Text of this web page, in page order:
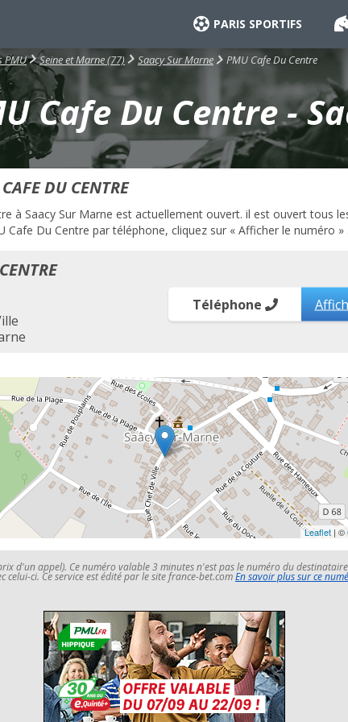
PARIS SPORTIFS
PMU Seine et Marne (77) Saacy Sur Marne PMU Cafe Du Centre
Cafe Du Centre -
DU CENTRE
à Saacy Sur Marne est actuellement ouvert. il est ouvert tous
Cafe Du Centre par téléphone, cliquez sur « Afficher le numéro » .
Téléphone
Leaflet | ©
d'un appel). Ce numéro valable 3 minutes n'est pas le numéro du
ci. Ce service est édité par le site france-bet.comEn savoir plus sur ce